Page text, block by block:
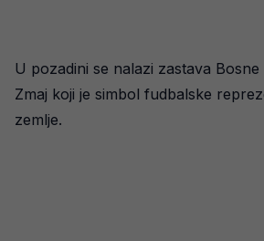
U pozadini se nalazi zastava
Zmaj koji je simbol fudbalske
zemlje.